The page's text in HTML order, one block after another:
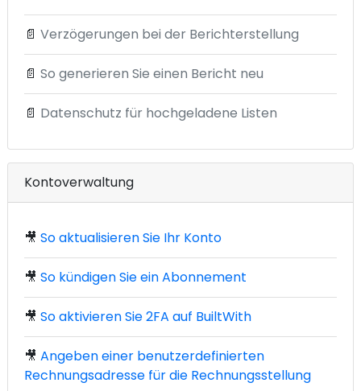
📄 Verzögerungen bei der Berichterstellung
📄 So generieren Sie einen Bericht neu
📄 Datenschutz für hochgeladene Listen
Kontoverwaltung
🎥 So aktualisieren Sie Ihr Konto
🎥 So kündigen Sie ein Abonnement
🎥 So aktivieren Sie 2FA auf BuiltWith
🎥 Angeben einer benutzerdefinierten
Rechnungsadresse für die Rechnungsstellung